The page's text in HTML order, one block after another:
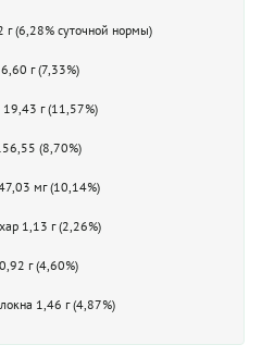
(6,28% суточной нормы)
г (7,33%)
19,43 г (11,57%)
(8,70%)
мг (10,14%)
1,13 г (2,26%)
г (4,60%)
1,46 г (4,87%)